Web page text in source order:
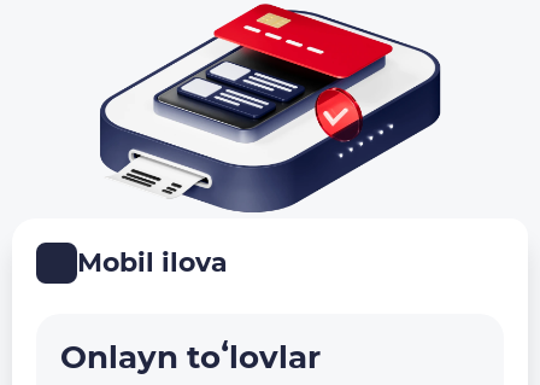
Mobil ilova
Onlayn toʻlovlar